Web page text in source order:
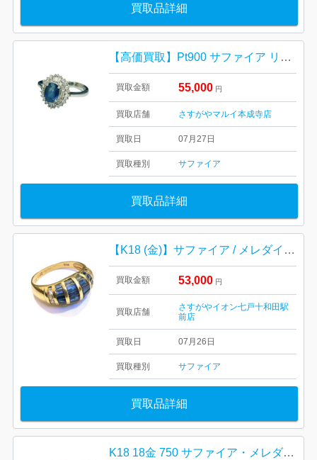
買取品詳細
【高価買取】Pt900 サファイア リング
買取金額 55,000 円
買取店舗 さすがやマルイ本成寺店
買取日 07月27日
買取種別 サファイア
買取品詳細
【K18 (金)】サファイア / メレダイヤ / リング
買取金額 53,000 円
買取店舗
さすがやイオン七戸十和田駅
前店
買取日 07月26日
買取種別 サファイア
買取品詳細
K18 18金 750 サファイア・メレダイヤモンド リング 札幌市 東区 元町